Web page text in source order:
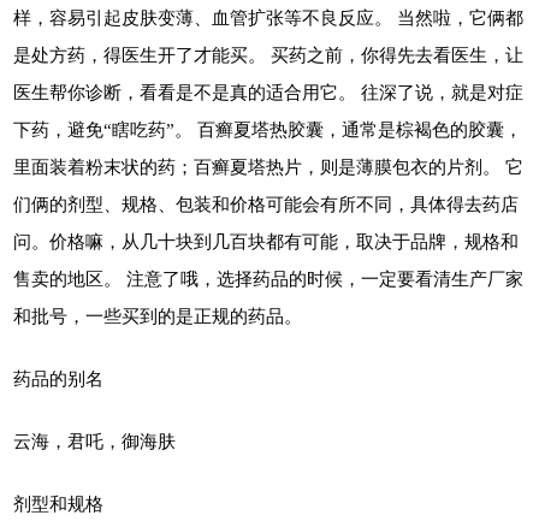
样，容易引起皮肤变薄、血管扩张等不良反应。 当然啦，它俩都
是处方药，得医生开了才能买。 买药之前，你得先去看医生，让
医生帮你诊断，看看是不是真的适合用它。 往深了说，就是对症
下药，避免“瞎吃药”。 百癣夏塔热胶囊，通常是棕褐色的胶囊，
里面装着粉末状的药；百癣夏塔热片，则是薄膜包衣的片剂。 它
们俩的剂型、规格、包装和价格可能会有所不同，具体得去药店
问。价格嘛，从几十块到几百块都有可能，取决于品牌，规格和
售卖的地区。 注意了哦，选择药品的时候，一定要看清生产厂家
和批号，一些买到的是正规的药品。
药品的别名
云海，君吒，御海肤
剂型和规格